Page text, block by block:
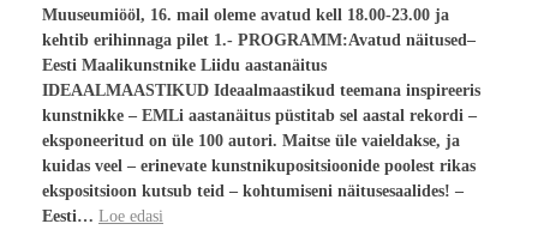
Muuseumiööl, 16. mail oleme avatud kell 18.00-23.00 ja
kehtib erihinnaga pilet 1.- PROGRAMM:Avatud näitused–
Eesti Maalikunstnike Liidu aastanäitus
IDEAALMAASTIKUD Ideaalmaastikud teemana inspireeris
kunstnikke – EMLi aastanäitus püstitab sel aastal rekordi –
eksponeeritud on üle 100 autori. Maitse üle vaieldakse, ja
kuidas veel – erinevate kunstnikupositsioonide poolest rikas
ekspositsioon kutsub teid – kohtumiseni näitusesaalides! –
Eesti… Loe edasi